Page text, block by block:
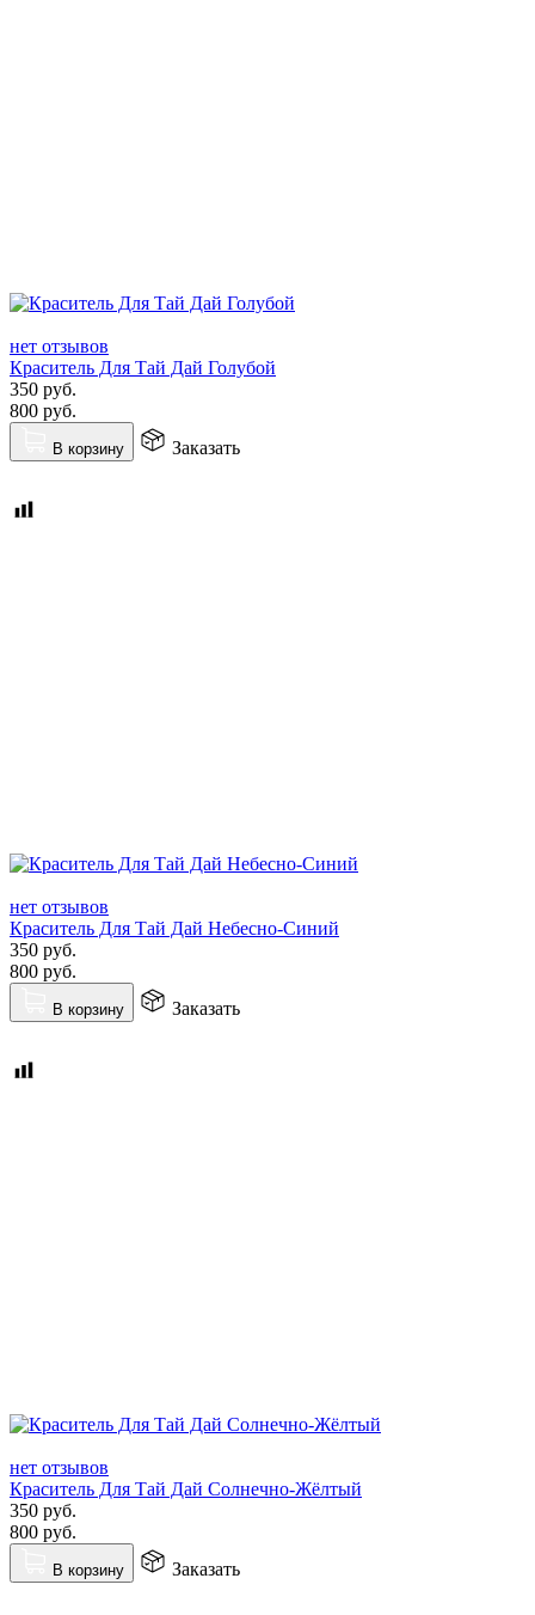
нет отзывов
Краситель Для Тай Дай Голубой
350 руб.
800 руб.
В корзину Заказать
нет отзывов
Краситель Для Тай Дай Небесно-Синий
350 руб.
800 руб.
В корзину Заказать
нет отзывов
Краситель Для Тай Дай Солнечно-Жёлтый
350 руб.
800 руб.
В корзину Заказать